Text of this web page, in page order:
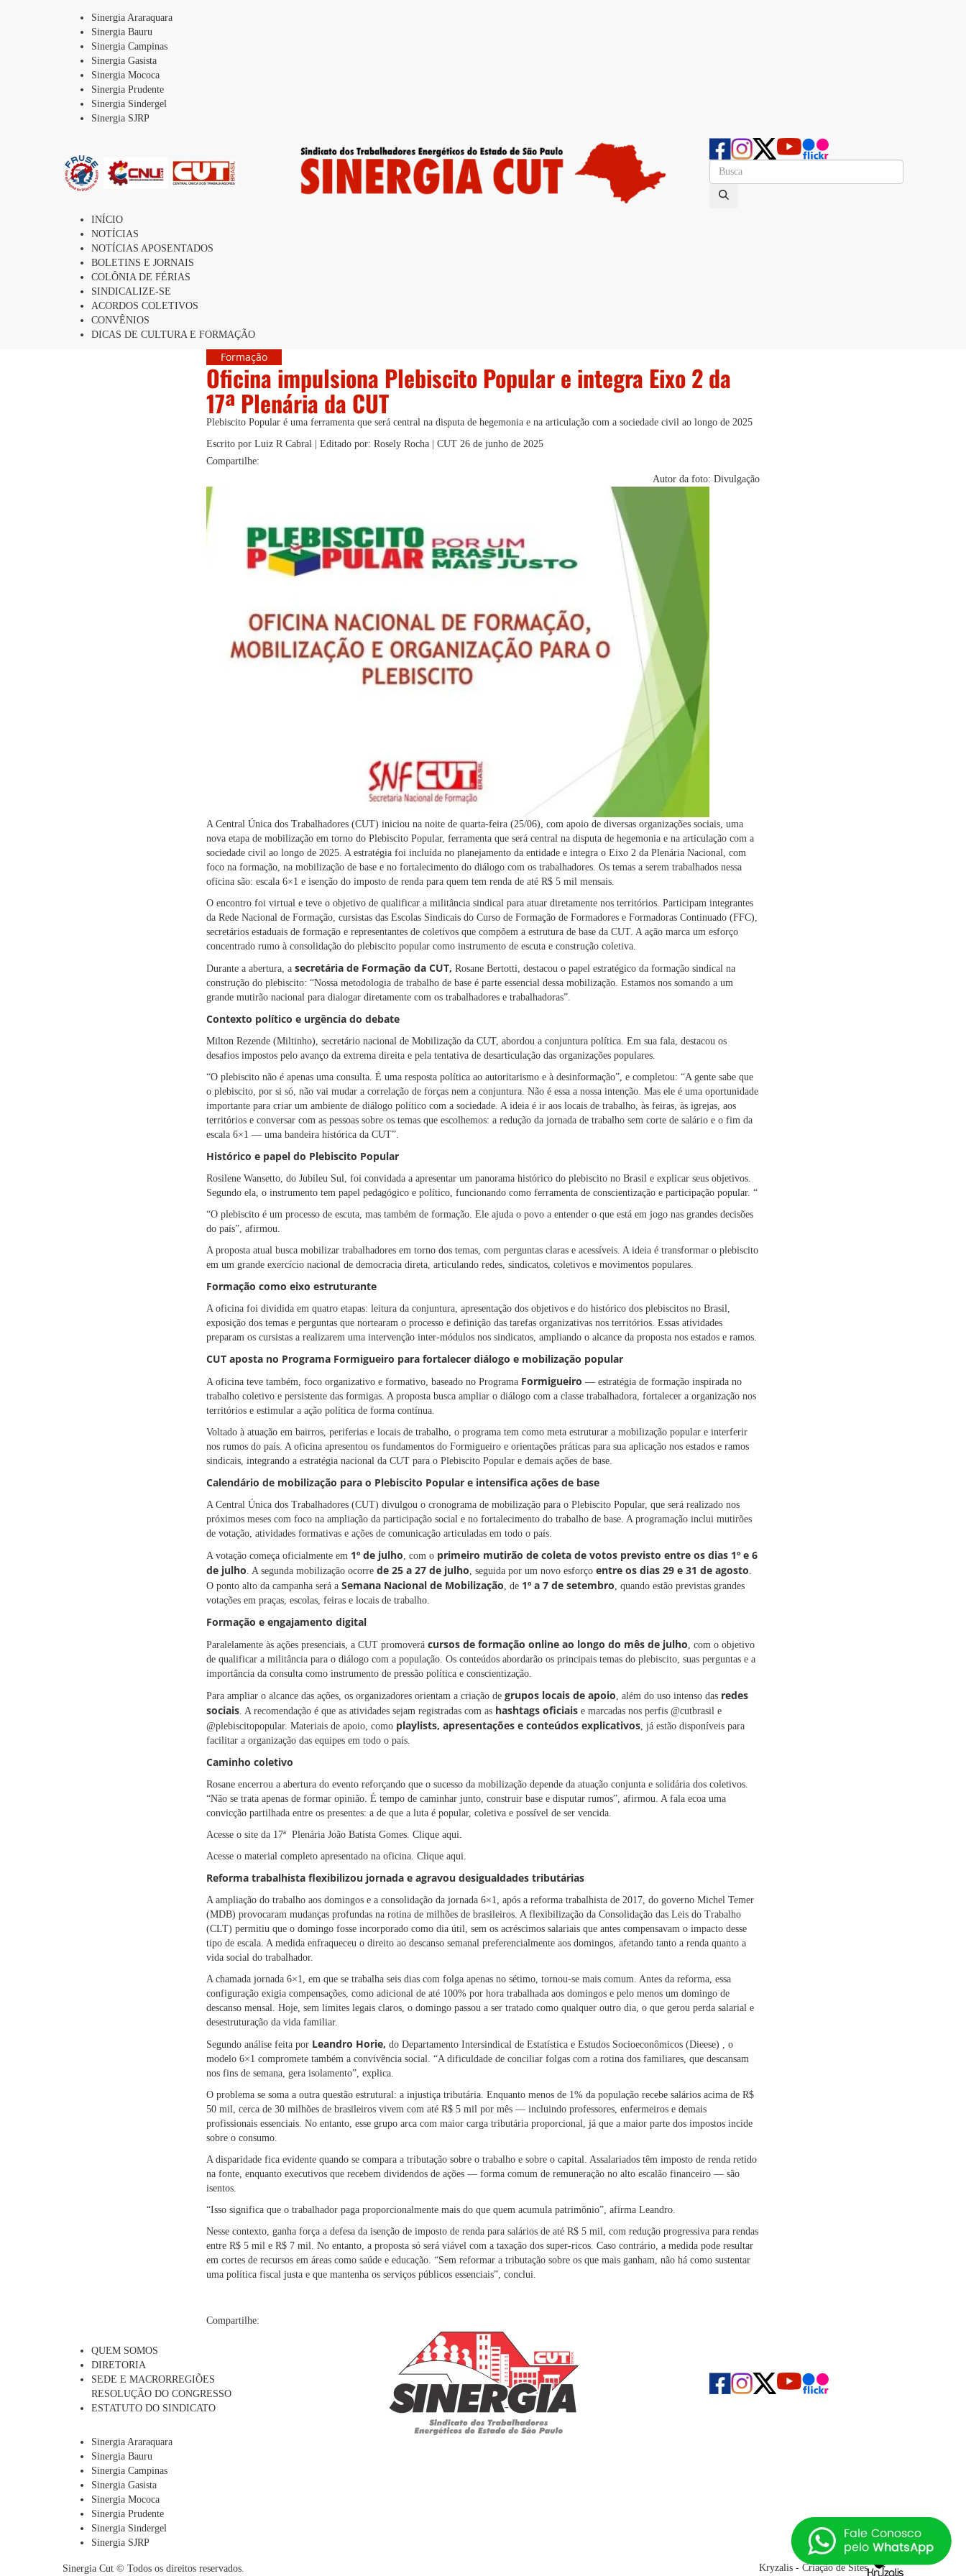
Sinergia Araraquara
Sinergia Bauru
Sinergia Campinas
Sinergia Gasista
Sinergia Mococa
Sinergia Prudente
Sinergia Sindergel
Sinergia SJRP
INÍCIO
NOTÍCIAS
NOTÍCIAS APOSENTADOS
BOLETINS E JORNAIS
COLÔNIA DE FÉRIAS
SINDICALIZE-SE
ACORDOS COLETIVOS
CONVÊNIOS
DICAS DE CULTURA E FORMAÇÃO
Formação
Oficina impulsiona Plebiscito Popular e integra Eixo 2 da
17ª Plenária da CUT
Plebiscito Popular é uma ferramenta que será central na disputa de hegemonia e na articulação com a sociedade civil ao longo de 2025
Escrito por Luiz R Cabral | Editado por: Rosely Rocha | CUT 26 de junho de 2025
Compartilhe:
Autor da foto: Divulgação
A Central Única dos Trabalhadores (CUT) iniciou na noite de quarta-feira (25/06), com apoio de diversas organizações sociais, uma
nova etapa de mobilização em torno do Plebiscito Popular, ferramenta que será central na disputa de hegemonia e na articulação com a
sociedade civil ao longo de 2025. A estratégia foi incluída no planejamento da entidade e integra o Eixo 2 da Plenária Nacional, com
foco na formação, na mobilização de base e no fortalecimento do diálogo com os trabalhadores. Os temas a serem trabalhados nessa
oficina são: escala 6×1 e isenção do imposto de renda para quem tem renda de até R$ 5 mil mensais.
O encontro foi virtual e teve o objetivo de qualificar a militância sindical para atuar diretamente nos territórios. Participam integrantes
da Rede Nacional de Formação, cursistas das Escolas Sindicais do Curso de Formação de Formadores e Formadoras Continuado (FFC),
secretários estaduais de formação e representantes de coletivos que compõem a estrutura de base da CUT. A ação marca um esforço
concentrado rumo à consolidação do plebiscito popular como instrumento de escuta e construção coletiva.
Durante a abertura, a secretária de Formação da CUT, Rosane Bertotti, destacou o papel estratégico da formação sindical na
construção do plebiscito: “Nossa metodologia de trabalho de base é parte essencial dessa mobilização. Estamos nos somando a um
grande mutirão nacional para dialogar diretamente com os trabalhadores e trabalhadoras”.
Contexto político e urgência do debate
Milton Rezende (Miltinho), secretário nacional de Mobilização da CUT, abordou a conjuntura política. Em sua fala, destacou os
desafios impostos pelo avanço da extrema direita e pela tentativa de desarticulação das organizações populares.
“O plebiscito não é apenas uma consulta. É uma resposta política ao autoritarismo e à desinformação”, e completou: “A gente sabe que
o plebiscito, por si só, não vai mudar a correlação de forças nem a conjuntura. Não é essa a nossa intenção. Mas ele é uma oportunidade
importante para criar um ambiente de diálogo político com a sociedade. A ideia é ir aos locais de trabalho, às feiras, às igrejas, aos
territórios e conversar com as pessoas sobre os temas que escolhemos: a redução da jornada de trabalho sem corte de salário e o fim da
escala 6×1 — uma bandeira histórica da CUT”.
Histórico e papel do Plebiscito Popular
Rosilene Wansetto, do Jubileu Sul, foi convidada a apresentar um panorama histórico do plebiscito no Brasil e explicar seus objetivos.
Segundo ela, o instrumento tem papel pedagógico e político, funcionando como ferramenta de conscientização e participação popular. “
“O plebiscito é um processo de escuta, mas também de formação. Ele ajuda o povo a entender o que está em jogo nas grandes decisões
do país”, afirmou.
A proposta atual busca mobilizar trabalhadores em torno dos temas, com perguntas claras e acessíveis. A ideia é transformar o plebiscito
em um grande exercício nacional de democracia direta, articulando redes, sindicatos, coletivos e movimentos populares.
Formação como eixo estruturante
A oficina foi dividida em quatro etapas: leitura da conjuntura, apresentação dos objetivos e do histórico dos plebiscitos no Brasil,
exposição dos temas e perguntas que nortearam o processo e definição das tarefas organizativas nos territórios. Essas atividades
preparam os cursistas a realizarem uma intervenção inter-módulos nos sindicatos, ampliando o alcance da proposta nos estados e ramos.
CUT aposta no Programa Formigueiro para fortalecer diálogo e mobilização popular
A oficina teve também, foco organizativo e formativo, baseado no Programa Formigueiro — estratégia de formação inspirada no
trabalho coletivo e persistente das formigas. A proposta busca ampliar o diálogo com a classe trabalhadora, fortalecer a organização nos
territórios e estimular a ação política de forma contínua.
Voltado à atuação em bairros, periferias e locais de trabalho, o programa tem como meta estruturar a mobilização popular e interferir
nos rumos do país. A oficina apresentou os fundamentos do Formigueiro e orientações práticas para sua aplicação nos estados e ramos
sindicais, integrando a estratégia nacional da CUT para o Plebiscito Popular e demais ações de base.
Calendário de mobilização para o Plebiscito Popular e intensifica ações de base
A Central Única dos Trabalhadores (CUT) divulgou o cronograma de mobilização para o Plebiscito Popular, que será realizado nos
próximos meses com foco na ampliação da participação social e no fortalecimento do trabalho de base. A programação inclui mutirões
de votação, atividades formativas e ações de comunicação articuladas em todo o país.
A votação começa oficialmente em 1º de julho, com o primeiro mutirão de coleta de votos previsto entre os dias 1º e 6
de julho. A segunda mobilização ocorre de 25 a 27 de julho, seguida por um novo esforço entre os dias 29 e 31 de agosto.
O ponto alto da campanha será a Semana Nacional de Mobilização, de 1º a 7 de setembro, quando estão previstas grandes
votações em praças, escolas, feiras e locais de trabalho.
Formação e engajamento digital
Paralelamente às ações presenciais, a CUT promoverá cursos de formação online ao longo do mês de julho, com o objetivo
de qualificar a militância para o diálogo com a população. Os conteúdos abordarão os principais temas do plebiscito, suas perguntas e a
importância da consulta como instrumento de pressão política e conscientização.
Para ampliar o alcance das ações, os organizadores orientam a criação de grupos locais de apoio, além do uso intenso das redes
sociais. A recomendação é que as atividades sejam registradas com as hashtags oficiais e marcadas nos perfis @cutbrasil e
@plebiscitopopular. Materiais de apoio, como playlists, apresentações e conteúdos explicativos, já estão disponíveis para
facilitar a organização das equipes em todo o país.
Caminho coletivo
Rosane encerrou a abertura do evento reforçando que o sucesso da mobilização depende da atuação conjunta e solidária dos coletivos.
“Não se trata apenas de formar opinião. É tempo de caminhar junto, construir base e disputar rumos”, afirmou. A fala ecoa uma
convicção partilhada entre os presentes: a de que a luta é popular, coletiva e possível de ser vencida.
Acesse o site da 17ª Plenária João Batista Gomes. Clique aqui.
Acesse o material completo apresentado na oficina. Clique aqui.
Reforma trabalhista flexibilizou jornada e agravou desigualdades tributárias
A ampliação do trabalho aos domingos e a consolidação da jornada 6×1, após a reforma trabalhista de 2017, do governo Michel Temer
(MDB) provocaram mudanças profundas na rotina de milhões de brasileiros. A flexibilização da Consolidação das Leis do Trabalho
(CLT) permitiu que o domingo fosse incorporado como dia útil, sem os acréscimos salariais que antes compensavam o impacto desse
tipo de escala. A medida enfraqueceu o direito ao descanso semanal preferencialmente aos domingos, afetando tanto a renda quanto a
vida social do trabalhador.
A chamada jornada 6×1, em que se trabalha seis dias com folga apenas no sétimo, tornou-se mais comum. Antes da reforma, essa
configuração exigia compensações, como adicional de até 100% por hora trabalhada aos domingos e pelo menos um domingo de
descanso mensal. Hoje, sem limites legais claros, o domingo passou a ser tratado como qualquer outro dia, o que gerou perda salarial e
desestruturação da vida familiar.
Segundo análise feita por Leandro Horie, do Departamento Intersindical de Estatística e Estudos Socioeconômicos (Dieese) , o
modelo 6×1 compromete também a convivência social. “A dificuldade de conciliar folgas com a rotina dos familiares, que descansam
nos fins de semana, gera isolamento”, explica.
O problema se soma a outra questão estrutural: a injustiça tributária. Enquanto menos de 1% da população recebe salários acima de R$
50 mil, cerca de 30 milhões de brasileiros vivem com até R$ 5 mil por mês — incluindo professores, enfermeiros e demais
profissionais essenciais. No entanto, esse grupo arca com maior carga tributária proporcional, já que a maior parte dos impostos incide
sobre o consumo.
A disparidade fica evidente quando se compara a tributação sobre o trabalho e sobre o capital. Assalariados têm imposto de renda retido
na fonte, enquanto executivos que recebem dividendos de ações — forma comum de remuneração no alto escalão financeiro — são
isentos.
“Isso significa que o trabalhador paga proporcionalmente mais do que quem acumula patrimônio”, afirma Leandro.
Nesse contexto, ganha força a defesa da isenção de imposto de renda para salários de até R$ 5 mil, com redução progressiva para rendas
entre R$ 5 mil e R$ 7 mil. No entanto, a proposta só será viável com a taxação dos super-ricos. Caso contrário, a medida pode resultar
em cortes de recursos em áreas como saúde e educação. “Sem reformar a tributação sobre os que mais ganham, não há como sustentar
uma política fiscal justa e que mantenha os serviços públicos essenciais”, conclui.
Compartilhe:
QUEM SOMOS
DIRETORIA
SEDE E MACRORREGIÕES
RESOLUÇÃO DO CONGRESSO
ESTATUTO DO SINDICATO
Sinergia Araraquara
Sinergia Bauru
Sinergia Campinas
Sinergia Gasista
Sinergia Mococa
Sinergia Prudente
Sinergia Sindergel
Sinergia SJRP
Sinergia Cut © Todos os direitos reservados. Kryzalis - Criação de Sites